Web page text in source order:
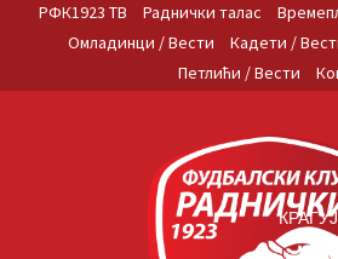
РФК1923 ТВ Раднички талас
Омладинци / Вести
Кадети /
Петлићи / Вести